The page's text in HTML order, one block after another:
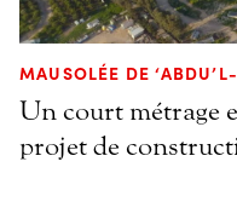
MAUSOLÉE DE
Un court métrage
projet de